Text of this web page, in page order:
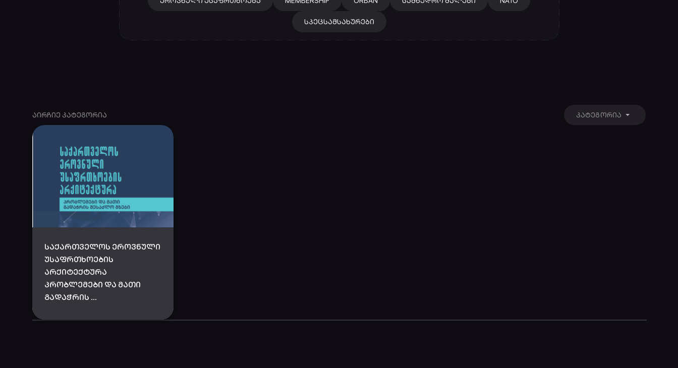
ᲡᲞᲔᲪᲡᲐᲛᲡᲐᲮᲣᲠᲔᲑᲘ
ᲐᲘᲠᲩᲘᲔ ᲙᲐᲢᲔᲒᲝᲠᲘᲐ ᲙᲐᲢᲔᲒᲝᲠᲘᲐ
ᲡᲐᲥᲐᲠᲗᲕᲔᲚᲝᲡ ᲔᲠᲝᲕᲜᲣᲚᲘ
ᲣᲡᲐᲤᲠᲗᲮᲝᲔᲑᲘᲡ
ᲐᲠᲥᲘᲢᲔᲥᲢᲣᲠᲐ
ᲞᲠᲝᲑᲚᲔᲛᲔᲑᲘ ᲓᲐ ᲛᲐᲗᲘ
ᲒᲐᲓᲐᲭᲠᲘᲡ ...